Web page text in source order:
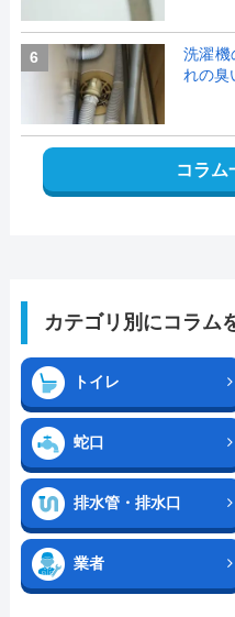
6
洗濯機
れの臭
コラム
カテゴリ別にコラム
トイレ
蛇口
排水管・排水口
業者